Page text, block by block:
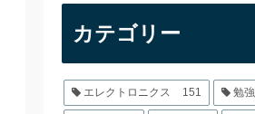
カテゴリー
エレクトロニクス 151 勉強